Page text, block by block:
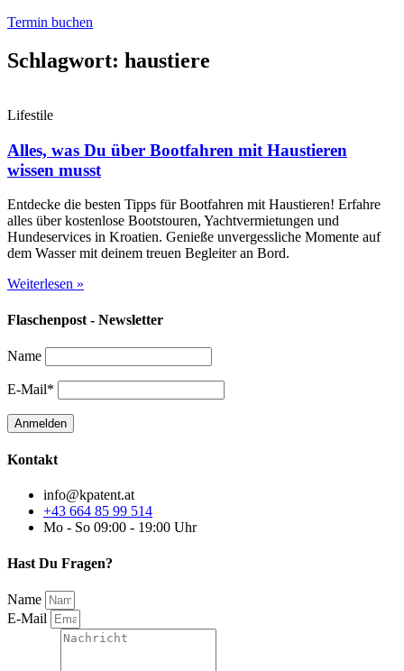
Termin buchen
Schlagwort: haustiere
Lifestile
Alles, was Du über Bootfahren mit Haustieren
wissen musst
Entdecke die besten Tipps für Bootfahren mit Haustieren! Erfahre
alles über kostenlose Bootstouren, Yachtvermietungen und
Hundeservices in Kroatien. Genieße unvergessliche Momente auf
dem Wasser mit deinem treuen Begleiter an Bord.
Weiterlesen »
Flaschenpost - Newsletter
Name
E-Mail*
Kontakt
info@kpatent.at
+43 664 85 99 514
Mo - So 09:00 - 19:00 Uhr
Hast Du Fragen?
Name
E-Mail